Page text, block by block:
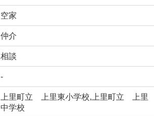
空家
仲介
相談
-
上里町立 上里東小学校,上里町立 上里
中学校